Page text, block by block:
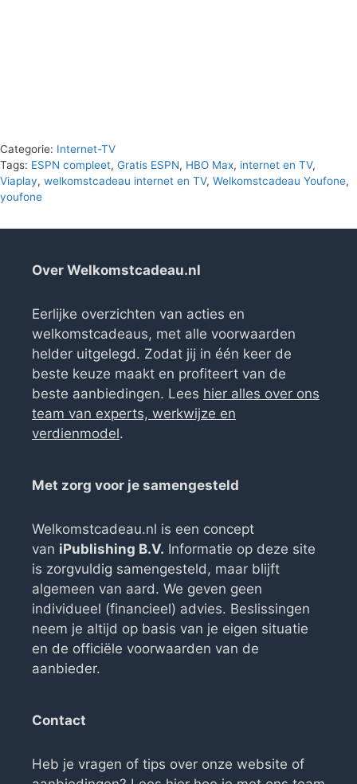
Categorie: Internet-TV
Tags: ESPN compleet, Gratis ESPN, HBO Max, internet en TV,
Viaplay, welkomstcadeau internet en TV, Welkomstcadeau Youfone,
youfone
Over Welkomstcadeau.nl
Eerlijke overzichten van acties en
welkomstcadeaus, met alle voorwaarden
helder uitgelegd. Zodat jij in één keer de
beste keuze maakt en profiteert van de
beste aanbiedingen. Lees hier alles over ons
team van experts, werkwijze en
verdienmodel.
Met zorg voor je samengesteld
Welkomstcadeau.nl is een concept
van iPublishing B.V. Informatie op deze site
is zorgvuldig samengesteld, maar blijft
algemeen van aard. We geven geen
individueel (financieel) advies. Beslissingen
neem je altijd op basis van je eigen situatie
en de officiële voorwaarden van de
aanbieder.
Contact
Heb je vragen of tips over onze website of